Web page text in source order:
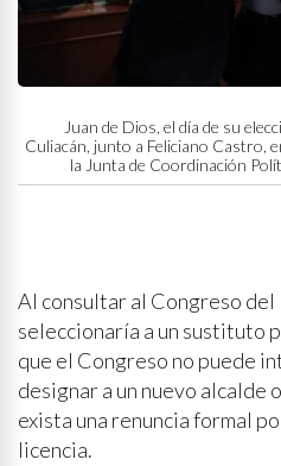
Juan de Dios, el día de su
Culiacán, junto a Feliciano Castro,
la Junta de Coordinación
Al consultar al Congreso del
seleccionaría a un sustituto
que el Congreso no puede
designar a un nuevo alcalde
exista una renuncia formal
licencia.